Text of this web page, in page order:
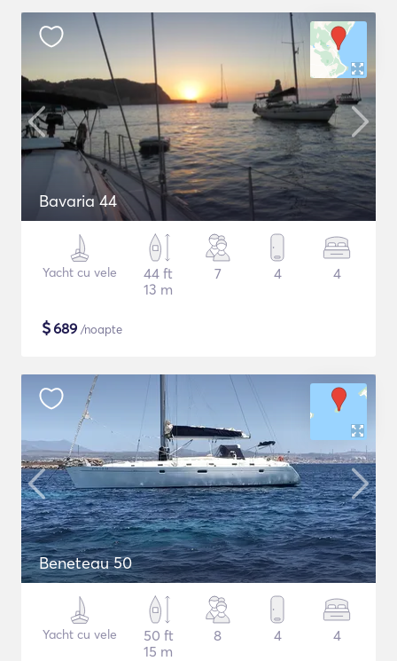
Bavaria 44
Yacht cu vele
44 ft
13 m
7 4 4
$689 /noapte
Beneteau 50
Yacht cu vele
50 ft
15 m
8 4 4